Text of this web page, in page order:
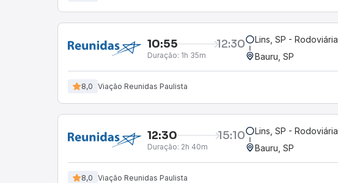
10:55 12:30
Duração: 1h 35m
Lins, SP - Rodoviária
Bauru, SP
8,0 Viação Reunidas Paulista
12:30 15:10
Duração: 2h 40m
Lins, SP - Rodoviária
Bauru, SP
8,0 Viação Reunidas Paulista